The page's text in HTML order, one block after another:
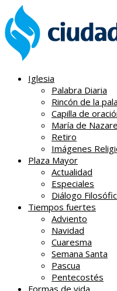
Iglesia
Palabra Diaria
Rincón de la
Capilla de
María de
Retiro
Imágenes
Plaza Mayor
Actualidad
Especiales
Diálogo
Tiempos fuertes
Adviento
Navidad
Cuaresma
Semana Santa
Pascua
Pentecostés
Formas de vida